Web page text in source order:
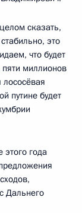
сказать,
это
что будет
миллионов
лососёвая
путине будет
этого года
Дальнего